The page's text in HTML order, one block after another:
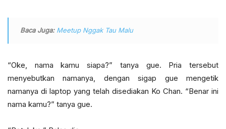
Baca Juga: Meetup Nggak Tau Malu
“Oke, nama kamu siapa?” tanya gue. Pria tersebut
menyebutkan namanya, dengan sigap gue mengetik
namanya di laptop yang telah disediakan Ko Chan. “Benar ini
nama kamu?” tanya gue.